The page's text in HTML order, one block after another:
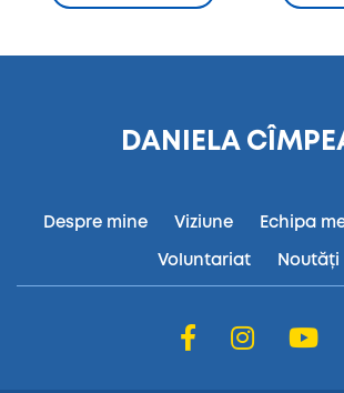
DANIELA
Despre mine Viziune Echipa
Voluntariat Noutăți